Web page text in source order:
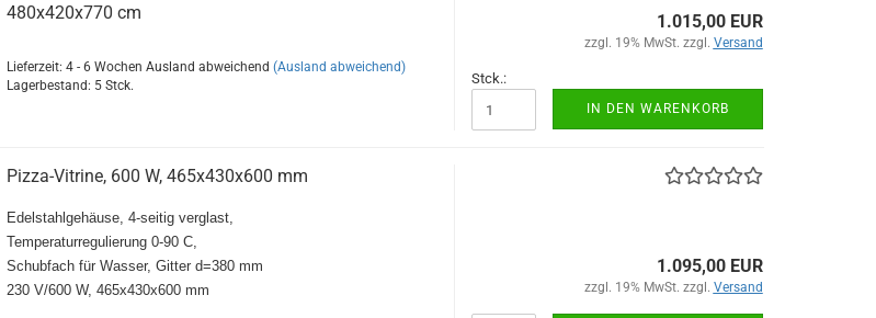
480x420x770 cm
Lieferzeit: 4 - 6 Wochen Ausland abweichend (Ausland abweichend)
Lagerbestand: 5 Stck.
1.015,00 EUR
zzgl. 19% MwSt. zzgl. Versand
Stck.:
IN DEN WARENKORB
Pizza-Vitrine, 600 W, 465x430x600 mm
Edelstahlgehäuse, 4-seitig verglast,
Temperaturregulierung 0-90 C,
Schubfach für Wasser, Gitter d=380 mm
230 V/600 W, 465x430x600 mm
1.095,00 EUR
zzgl. 19% MwSt. zzgl. Versand